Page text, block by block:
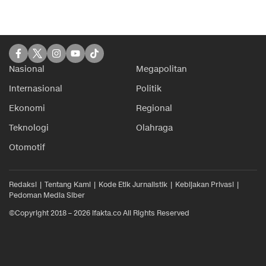
Nasional
Megapolitan
Internasional
Politik
Ekonomi
Regional
Teknologi
Olahraga
Otomotif
Redaksi Tentang Kami Kode Etik Jurnalistik
Kebijakan Privasi
Pedoman Media Siber
©Copyright 2018 – 2026 ifakta.co All Rights Reserved